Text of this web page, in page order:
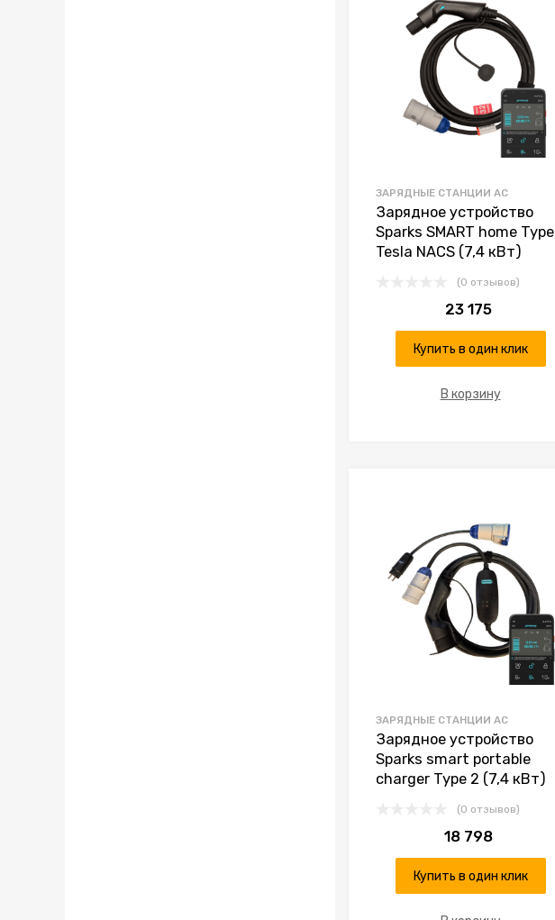
ЗАРЯДНЫЕ СТАНЦИИ AC
Зарядное устройство
Sparks SMART home Type
Tesla NACS (7,4 кВт)
(0 отзывов)
23 175
Купить в один клик
В корзину
ЗАРЯДНЫЕ СТАНЦИИ AC
Зарядное устройство
Sparks smart portable
charger Type 2 (7,4 кВт)
(0 отзывов)
18 798
Купить в один клик